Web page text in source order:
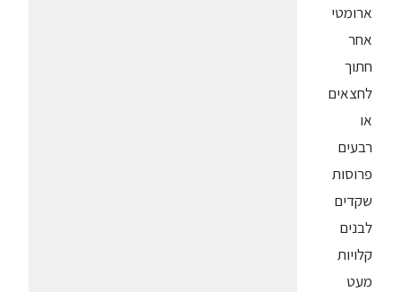
ארומטי
אחר
חתוך
לחצאים
או
רבעים
פרוסות
שקדים
לבנים
קלויות
מעט